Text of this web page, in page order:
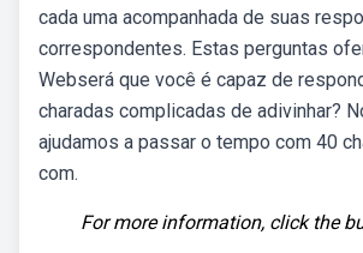
cada uma acompanhada de suas
correspondentes. Estas perguntas
Webserá que você é capaz de
charadas complicadas de adivinhar?
ajudamos a passar o tempo com 40
com.
For more information, click the